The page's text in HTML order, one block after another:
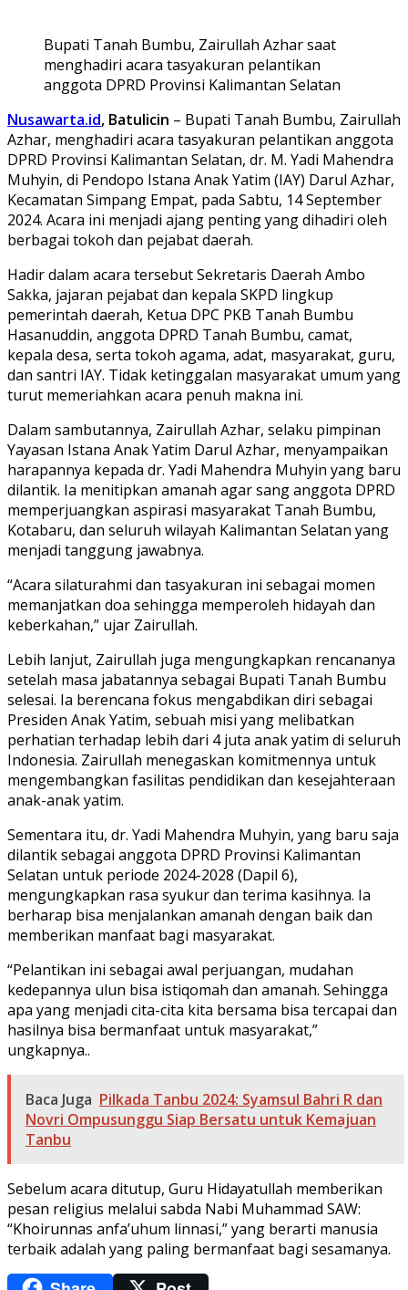
Bupati Tanah Bumbu, Zairullah Azhar saat
menghadiri acara tasyakuran pelantikan
anggota DPRD Provinsi Kalimantan Selatan
Nusawarta.id, Batulicin – Bupati Tanah Bumbu, Zairullah
Azhar, menghadiri acara tasyakuran pelantikan anggota
DPRD Provinsi Kalimantan Selatan, dr. M. Yadi Mahendra
Muhyin, di Pendopo Istana Anak Yatim (IAY) Darul Azhar,
Kecamatan Simpang Empat, pada Sabtu, 14 September
2024. Acara ini menjadi ajang penting yang dihadiri oleh
berbagai tokoh dan pejabat daerah.
Hadir dalam acara tersebut Sekretaris Daerah Ambo
Sakka, jajaran pejabat dan kepala SKPD lingkup
pemerintah daerah, Ketua DPC PKB Tanah Bumbu
Hasanuddin, anggota DPRD Tanah Bumbu, camat,
kepala desa, serta tokoh agama, adat, masyarakat, guru,
dan santri IAY. Tidak ketinggalan masyarakat umum yang
turut memeriahkan acara penuh makna ini.
Dalam sambutannya, Zairullah Azhar, selaku pimpinan
Yayasan Istana Anak Yatim Darul Azhar, menyampaikan
harapannya kepada dr. Yadi Mahendra Muhyin yang baru
dilantik. Ia menitipkan amanah agar sang anggota DPRD
memperjuangkan aspirasi masyarakat Tanah Bumbu,
Kotabaru, dan seluruh wilayah Kalimantan Selatan yang
menjadi tanggung jawabnya.
“Acara silaturahmi dan tasyakuran ini sebagai momen
memanjatkan doa sehingga memperoleh hidayah dan
keberkahan,” ujar Zairullah.
Lebih lanjut, Zairullah juga mengungkapkan rencananya
setelah masa jabatannya sebagai Bupati Tanah Bumbu
selesai. Ia berencana fokus mengabdikan diri sebagai
Presiden Anak Yatim, sebuah misi yang melibatkan
perhatian terhadap lebih dari 4 juta anak yatim di seluruh
Indonesia. Zairullah menegaskan komitmennya untuk
mengembangkan fasilitas pendidikan dan kesejahteraan
anak-anak yatim.
Sementara itu, dr. Yadi Mahendra Muhyin, yang baru saja
dilantik sebagai anggota DPRD Provinsi Kalimantan
Selatan untuk periode 2024-2028 (Dapil 6),
mengungkapkan rasa syukur dan terima kasihnya. Ia
berharap bisa menjalankan amanah dengan baik dan
memberikan manfaat bagi masyarakat.
“Pelantikan ini sebagai awal perjuangan, mudahan
kedepannya ulun bisa istiqomah dan amanah. Sehingga
apa yang menjadi cita-cita kita bersama bisa tercapai dan
hasilnya bisa bermanfaat untuk masyarakat,”
ungkapnya..
Baca Juga Pilkada Tanbu 2024: Syamsul Bahri R dan
Novri Ompusunggu Siap Bersatu untuk Kemajuan
Tanbu
Sebelum acara ditutup, Guru Hidayatullah memberikan
pesan religius melalui sabda Nabi Muhammad SAW:
“Khoirunnas anfa’uhum linnasi,” yang berarti manusia
terbaik adalah yang paling bermanfaat bagi sesamanya.